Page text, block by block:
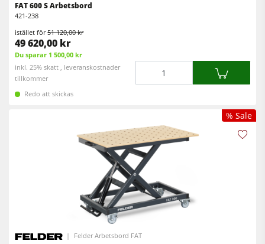
Bredbandslipmaskiner
Bredband- & kantslipmaskin
Borst- och borstslipmaskiner
Vägg- och ­plattuppdelningssåg
Värmepressar & vakuumpressar
Cirkelsåg/Fräs
Kombimaskiner
Kantlistmaskiner
Slipmaskiner
Bandsågar
FAT 600 S Arbetsbord
421-238
istället för51 120,00 kr
49 620,00 kr
Du sparar 1 500,00 kr
inkl. 25% skatt , leveranskostnader
tillkommer
Redo att skickas
% Sale
Felder Arbetsbord FAT